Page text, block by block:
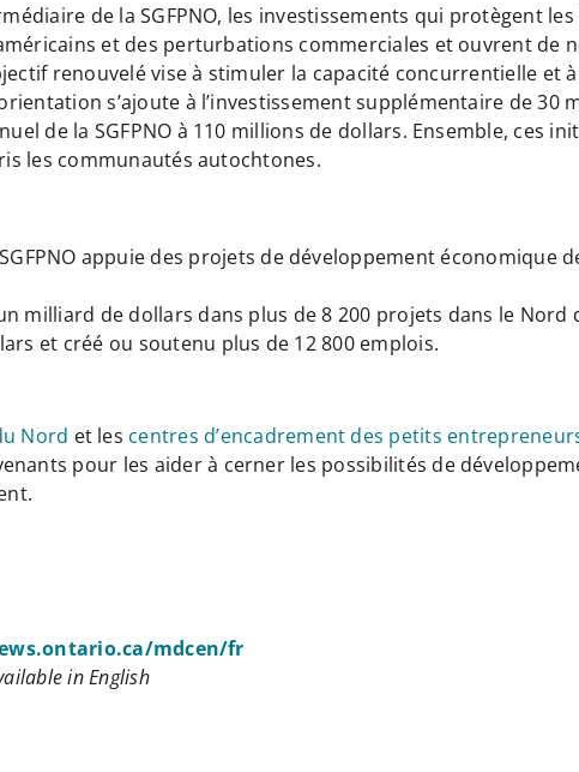
de la SGFPNO, les investissements qui protègent
et des perturbations commerciales et ouvrent de
renouvelé vise à stimuler la capacité concurrentielle et
s’ajoute à l’investissement supplémentaire de 30
de la SGFPNO à 110 millions de dollars. Ensemble, ces
les communautés autochtones.
appuie des projets de développement économique
milliard de dollars dans plus de 8 200 projets dans le Nord
et créé ou soutenu plus de 12 800 emplois.
Nord et les centres d’encadrement des petits
pour les aider à cerner les possibilités de
mdcen/fr
in English